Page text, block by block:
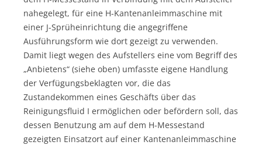
nahegelegt, für eine H-Kantenanleimmaschine mit
einer J-Sprüheinrichtung die angegriffene
Ausführungsform wie dort gezeigt zu verwenden.
Damit liegt wegen des Aufstellers eine vom Begriff des
„Anbietens“ (siehe oben) umfasste eigene Handlung
der Verfügungsbeklagten vor, die das
Zustandekommen eines Geschäfts über das
Reinigungsfluid I ermöglichen oder befördern soll, das
dessen Benutzung am auf dem H-Messestand
gezeigten Einsatzort auf einer Kantenanleimmaschine